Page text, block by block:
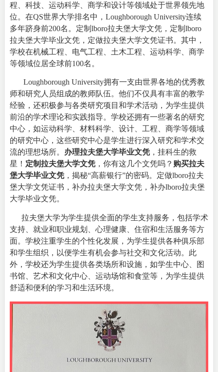
程、科技、运动科学、商学和设计等领域处于世界领先地
位。在QS世界大学排名中，Loughborough University连续
多年跻身前200名。定制lboro拉夫堡大学文凭，定制lboro
拉夫堡大学毕业文凭，定做拉夫堡大学文凭证书。其中，
学校在机械工程、电气工程、土木工程、运动科学、商学
等领域位居全球前100名。
Loughborough University拥有一支由世界各地的优秀教
师和研究人员组成的教师队伍。他们不仅具有丰富的教学
经验，还积极参与各类研究项目和学术活动，为学生提供
前沿的学术理论和实践指导。学校还拥有一些著名的研究
中心，如运动科学、材料科学、设计、工程、商学等领域
的研究中心，这些研究中心是学生进行深入研究和学术交
流的理想场所。 办理拉夫堡大学毕业文凭 ，挂科生的救
星！ 定制拉夫堡大学文凭 ，你有这几个文凭吗？ 购买拉夫
堡大学毕业文凭 ，揭秘“高薪银行”的密码。定做lboro拉夫
堡大学文凭证书，补办拉夫堡大学文凭，补办lboro拉夫堡
大学毕业文凭。
拉夫堡大学为学生提供全面的学生支持服务，包括学术
支持、就业和职业规划、心理健康、住宿和生活服务等方
面。学校注重学生的个性化发展，为学生提供各种俱乐部
和学生组织，以便学生有机会参与社交和文化活动。此
外，学校还为学生提供各类场所和设施，如学生中心、图
书馆、艺术和文化中心、运动场馆和食堂等，为学生提供
舒适和便利的学习和生活环境。